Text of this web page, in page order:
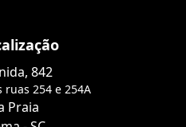
842
ruas 254 e 254A
Praia